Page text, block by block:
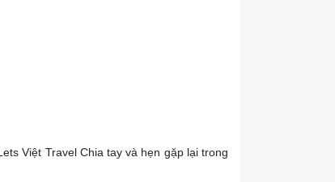
Việt Travel Chia tay và hẹn gặp lại trong